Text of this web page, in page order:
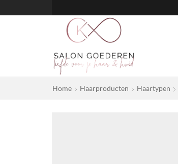
Home Haarproducten Haartypen